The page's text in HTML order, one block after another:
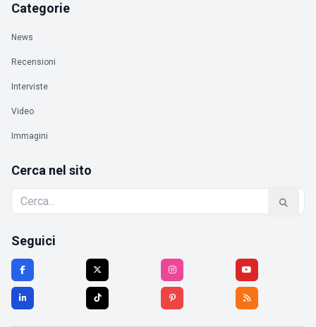
Categorie
News
Recensioni
Interviste
Video
Immagini
Cerca nel sito
Seguici